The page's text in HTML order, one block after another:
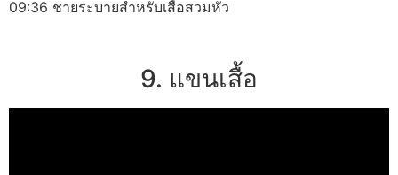
09:36 ชายระบายสำหรับเสื้อสวมหัว
9. แขนเสื้อ